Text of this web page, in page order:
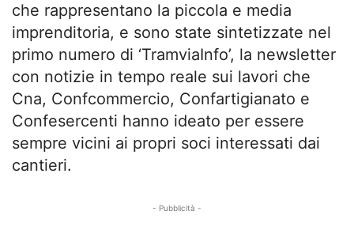
che rappresentano la piccola e media
imprenditoria, e sono state sintetizzate nel
primo numero di ‘TramviaInfo’, la newsletter
con notizie in tempo reale sui lavori che
Cna, Confcommercio, Confartigianato e
Confesercenti hanno ideato per essere
sempre vicini ai propri soci interessati dai
cantieri.
- Pubblicità -